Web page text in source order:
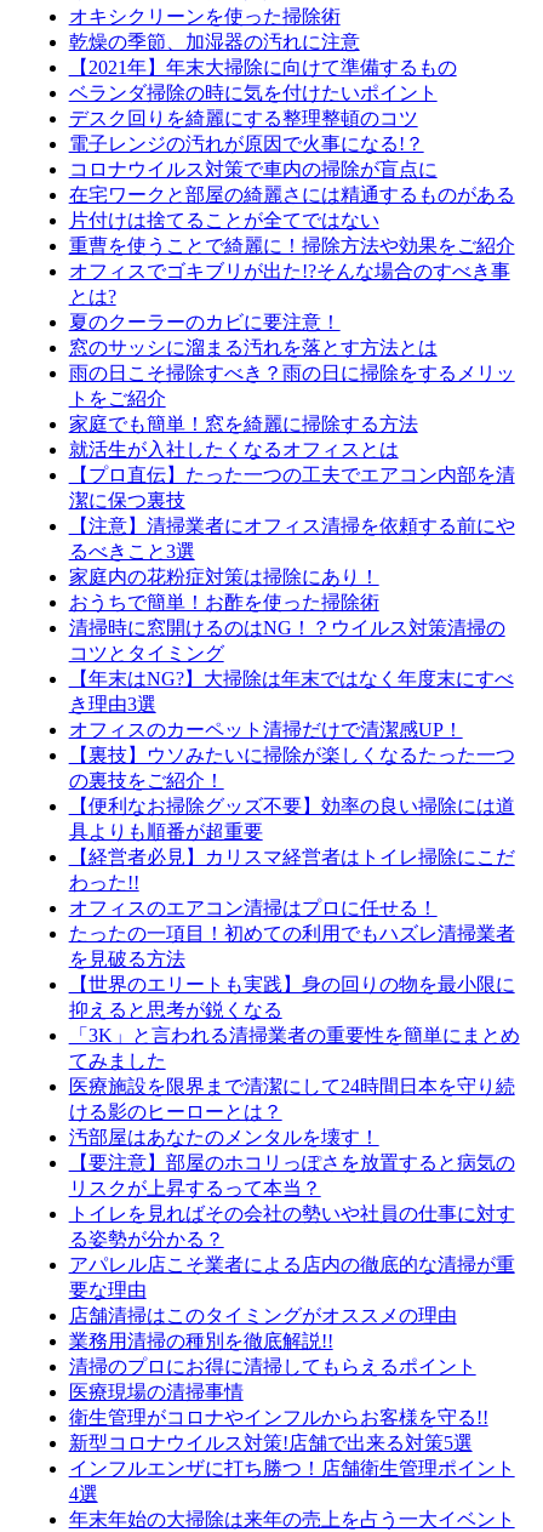
オキシクリーンを使った掃除術
乾燥の季節、加湿器の汚れに注意
【2021年】年末大掃除に向けて準備するもの
ベランダ掃除の時に気を付けたいポイント
デスク回りを綺麗にする整理整頓のコツ
電子レンジの汚れが原因で火事になる!？
コロナウイルス対策で車内の掃除が盲点に
在宅ワークと部屋の綺麗さには精通するものがある
片付けは捨てることが全てではない
重曹を使うことで綺麗に！掃除方法や効果をご紹介
オフィスでゴキブリが出た!?そんな場合のすべき事
とは?
夏のクーラーのカビに要注意！
窓のサッシに溜まる汚れを落とす方法とは
雨の日こそ掃除すべき？雨の日に掃除をするメリッ
トをご紹介
家庭でも簡単！窓を綺麗に掃除する方法
就活生が入社したくなるオフィスとは
【プロ直伝】たった一つの工夫でエアコン内部を清
潔に保つ裏技
【注意】清掃業者にオフィス清掃を依頼する前にや
るべきこと3選
家庭内の花粉症対策は掃除にあり！
おうちで簡単！お酢を使った掃除術
清掃時に窓開けるのはNG！？ウイルス対策清掃の
コツとタイミング
【年末はNG?】大掃除は年末ではなく年度末にすべ
き理由3選
オフィスのカーペット清掃だけで清潔感UP！
【裏技】ウソみたいに掃除が楽しくなるたった一つ
の裏技をご紹介！
【便利なお掃除グッズ不要】効率の良い掃除には道
具よりも順番が超重要
【経営者必見】カリスマ経営者はトイレ掃除にこだ
わった!!
オフィスのエアコン清掃はプロに任せる！
たったの一項目！初めての利用でもハズレ清掃業者
を見破る方法
【世界のエリートも実践】身の回りの物を最小限に
抑えると思考が鋭くなる
「3K」と言われる清掃業者の重要性を簡単にまとめ
てみました
医療施設を限界まで清潔にして24時間日本を守り続
ける影のヒーローとは？
汚部屋はあなたのメンタルを壊す！
【要注意】部屋のホコリっぽさを放置すると病気の
リスクが上昇するって本当？
トイレを見ればその会社の勢いや社員の仕事に対す
る姿勢が分かる？
アパレル店こそ業者による店内の徹底的な清掃が重
要な理由
店舗清掃はこのタイミングがオススメの理由
業務用清掃の種別を徹底解説!!
清掃のプロにお得に清掃してもらえるポイント
医療現場の清掃事情
衛生管理がコロナやインフルからお客様を守る!!
新型コロナウイルス対策!店舗で出来る対策5選
インフルエンザに打ち勝つ！店舗衛生管理ポイント
4選
年末年始の大掃除は来年の売上を占う一大イベント